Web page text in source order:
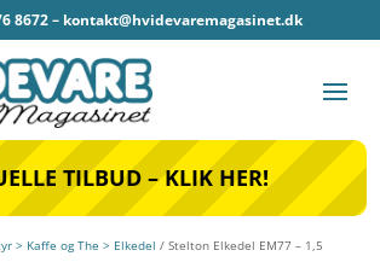
8672 – kontakt@hvidevaremagasinet.dk
TILBUD – KLIK HER!
> Kaffe og The > Elkedel / Stelton Elkedel EM77 – 1,5